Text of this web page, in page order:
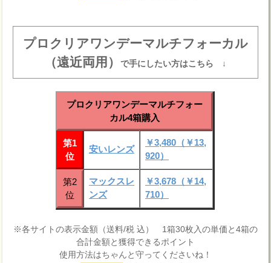
プロクリアワンデーマルチフォーカル
（遠近両用）で手にしたい方はこちら ↓
プロクリアワンデーマルチフォー
カル4箱購入
第1
位
安いレンズ
￥3,480（￥13,
920）
第2
位
マックスレ
ンズ
￥3,678（￥14,
710）
※各サイトの表示金額（送料/税 込） 1箱30枚入の単価と4箱の
合計金額と獲得できるポイント
使用方法はちゃんと守ってくださいね！